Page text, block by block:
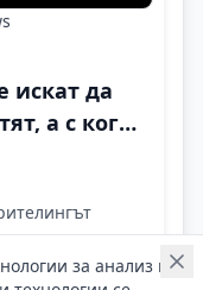
искат да
а с кого
за анализ на